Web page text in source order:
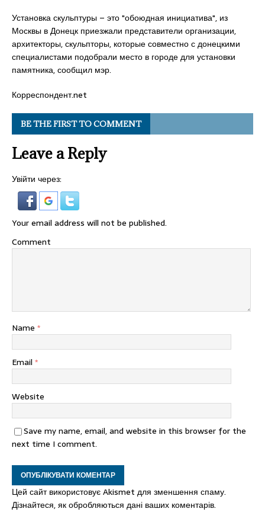
Установка скульптуры – это "обоюдная инициатива", из
Москвы в Донецк приезжали представители организации,
архитекторы, скульпторы, которые совместно с донецкими
специалистами подобрали место в городе для установки
памятника, сообщил мэр.
Корреспондент.net
BE THE FIRST TO COMMENT
Leave a Reply
Увійти через:
Your email address will not be published.
Comment
Name *
Email *
Website
Save my name, email, and website in this browser for the
next time I comment.
Цей сайт використовує Akismet для зменшення спаму.
Дізнайтеся, як обробляються дані ваших коментарів.